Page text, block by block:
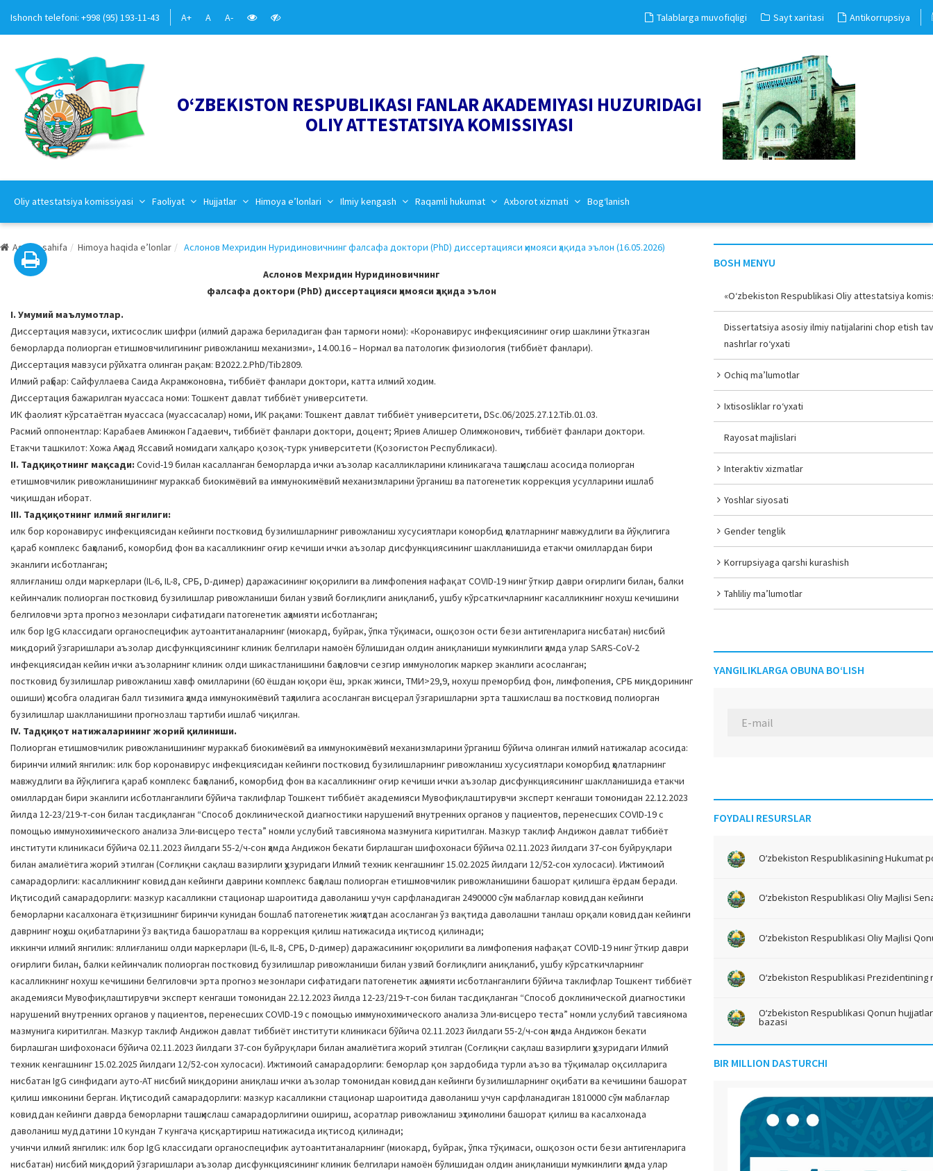
Ishonch telefoni: +998 (95) 193-11-43 A+ A A- Talablarga muvofiqligi Sayt xaritasi Antikorrupsiya
O‘ZBEKISTON RESPUBLIKASI FANLAR AKADEMIYASI HUZURIDAGI
OLIY ATTESTATSIYA KOMISSIYASI
Oliy attestatsiya komissiyasi Faoliyat Hujjatlar Himoya e’lonlari Ilmiy kengash Raqamli hukumat Axborot xizmati Bog‘lanish
Asosiy sahifa Himoya haqida e’lonlar Аслонов Мехридин Нуридиновичнинг фалсафа доктори (PhD) диссертацияси ҳимояси ҳақида эълон (16.05.2026)
Аслонов Мехридин Нуридиновичнинг
фалсафа доктори (PhD) диссертацияси ҳимояси ҳақида эълон
I. Умумий маълумотлар.
Диссертация мавзуси, ихтисослик шифри (илмий даража бериладиган фан тармоғи номи): «Коронавирус инфекциясининг оғир шаклини ўтказган
беморларда полиорган етишмовчилигининг ривожланиш механизми», 14.00.16 – Нормал ва патологик физиология (тиббиёт фанлари).
Диссертация мавзуси рўйхатга олинган рақам: В2022.2.PhD/Tib2809.
Илмий раҳбар: Сайфуллаева Саида Акрамжоновна, тиббиёт фанлари доктори, катта илмий ходим.
Диссертация бажарилган муассаса номи: Тошкент давлат тиббиёт университети.
ИК фаолият кўрсатаётган муассаса (муассасалар) номи, ИК рақами: Тошкент давлат тиббиёт университети, DSc.06/2025.27.12.Tib.01.03.
Расмий оппонентлар: Карабаев Аминжон Гадаевич, тиббиёт фанлари доктори, доцент; Яриев Алишер Олимжонович, тиббиёт фанлари доктори.
Етакчи ташкилот: Хожа Aҳмад Яссавий номидаги халқаро қозоқ-турк университети (Қозоғистон Республикаси).
II. Тадқиқотнинг мақсади: Covid-19 билан касалланган беморларда ички аъзолар касалликларини клиникагача ташҳислаш асосида полиорган
етишмовчилик ривожланишининг мураккаб биокимёвий ва иммунокимёвий механизмларини ўрганиш ва патогенетик коррекция усулларини ишлаб
чиқишдан иборат.
III. Тадқиқотнинг илмий янгилиги:
илк бор коронавирус инфекциясидан кейинги постковид бузилишларнинг ривожланиш хусусиятлари коморбид ҳолатларнинг мавжудлиги ва йўқлигига
қараб комплекс баҳоланиб, коморбид фон ва касалликнинг оғир кечиши ички аъзолар дисфункциясининг шаклланишида етакчи омиллардан бири
эканлиги исботланган;
яллиғланиш олди маркерлари (IL-6, IL-8, СРБ, D-димер) даражасининг юқорилиги ва лимфопения нафақат COVID-19 нинг ўткир даври оғирлиги билан, балки
кейинчалик полиорган постковид бузилишлар ривожланиши билан узвий боғлиқлиги аниқланиб, ушбу кўрсаткичларнинг касалликнинг нохуш кечишини
белгиловчи эрта прогноз мезонлари сифатидаги патогенетик аҳамияти исботланган;
илк бор IgG классидаги органоспецифик аутоантитаналарнинг (миокард, буйрак, ўпка тўқимаси, ошқозон ости бези антигенларига нисбатан) нисбий
миқдорий ўзгаришлари аъзолар дисфункциясининг клиник белгилари намоён бўлишидан олдин аниқланиши мумкинлиги ҳамда улар SARS-CoV-2
инфекциясидан кейин ички аъзоларнинг клиник олди шикастланишини баҳоловчи сезгир иммунологик маркер эканлиги асосланган;
постковид бузилишлар ривожланиш хавф омилларини (60 ёшдан юқори ёш, эркак жинси, ТМИ>29,9, нохуш преморбид фон, лимфопения, СРБ миқдорининг
ошиши) ҳисобга оладиган балл тизимига ҳамда иммунокимёвий таҳлилига асосланган висцерал ўзгаришларни эрта ташхислаш ва постковид полиорган
бузилишлар шаклланишини прогнозлаш тартиби ишлаб чиқилган.
IV. Тадқиқот натижаларининг жорий қилиниши.
Полиорган етишмовчилик ривожланишининг мураккаб биокимёвий ва иммунокимёвий механизмларини ўрганиш бўйича олинган илмий натижалар асосида:
биринчи илмий янгилик: илк бор коронавирус инфекциясидан кейинги постковид бузилишларнинг ривожланиш хусусиятлари коморбид ҳолатларнинг
мавжудлиги ва йўқлигига қараб комплекс баҳоланиб, коморбид фон ва касалликнинг оғир кечиши ички аъзолар дисфункциясининг шаклланишида етакчи
омиллардан бири эканлиги исботланганлиги бўйича таклифлар Тошкент тиббиёт академияси Мувофиқлаштирувчи эксперт кенгаши томонидан 22.12.2023
йилда 12-23/219-т-сон билан тасдиқланган “Способ доклинической диагностики нарушений внутренних органов у пациентов, перенесших COVID-19 с
помощью иммунохимического анализа Эли-висцеро теста” номли услубий тавсиянома мазмунига киритилган. Мазкур таклиф Андижон давлат тиббиёт
институти клиникаси бўйича 02.11.2023 йилдаги 55-2/ч-сон ҳамда Андижон бекати бирлашган шифохонаси бўйича 02.11.2023 йилдаги 37-сон буйруқлари
билан амалиётига жорий этилган (Соғлиқни сақлаш вазирлиги ҳузуридаги Илмий техник кенгашнинг 15.02.2025 йилдаги 12/52-сон хулосаси). Ижтимоий
самарадорлиги: касалликнинг ковиддан кейинги даврини комплекс баҳолаш полиорган етишмовчилик ривожланишини башорат қилишга ёрдам беради.
Иқтисодий самарадорлиги: мазкур касалликни стационар шароитида даволаниш учун сарфланадиган 2490000 сўм маблағлар ковиддан кейинги
беморларни касалхонага ётқизишнинг биринчи кунидан бошлаб патогенетик жиҳатдан асосланган ўз вақтида даволашни танлаш орқали ковиддан кейинги
даврнинг ноҳуш оқибатларини ўз вақтида башоратлаш ва коррекция қилиш натижасида иқтисод қилинади;
иккинчи илмий янгилик: яллиғланиш олди маркерлари (IL-6, IL-8, СРБ, D-димер) даражасининг юқорилиги ва лимфопения нафақат COVID-19 нинг ўткир даври
оғирлиги билан, балки кейинчалик полиорган постковид бузилишлар ривожланиши билан узвий боғлиқлиги аниқланиб, ушбу кўрсаткичларнинг
касалликнинг нохуш кечишини белгиловчи эрта прогноз мезонлари сифатидаги патогенетик аҳамияти исботланганлиги бўйича таклифлар Тошкент тиббиёт
академияси Мувофиқлаштирувчи эксперт кенгаши томонидан 22.12.2023 йилда 12-23/219-т-сон билан тасдиқланган “Способ доклинической диагностики
нарушений внутренних органов у пациентов, перенесших COVID-19 с помощью иммунохимического анализа Эли-висцеро теста” номли услубий тавсиянома
мазмунига киритилган. Мазкур таклиф Андижон давлат тиббиёт институти клиникаси бўйича 02.11.2023 йилдаги 55-2/ч-сон ҳамда Андижон бекати
бирлашган шифохонаси бўйича 02.11.2023 йилдаги 37-сон буйруқлари билан амалиётига жорий этилган (Соғлиқни сақлаш вазирлиги ҳузуридаги Илмий
техник кенгашнинг 15.02.2025 йилдаги 12/52-сон хулосаси). Ижтимоий самарадорлиги: беморлар қон зардобида турли аъзо ва тўқималар оқсилларига
нисбатан IgG синфидаги ауто-АТ нисбий миқдорини аниқлаш ички аъзолар томонидан ковиддан кейинги бузилишларнинг оқибати ва кечишини башорат
қилиш имконини берган. Иқтисодий самарадорлиги: мазкур касалликни стационар шароитида даволаниш учун сарфланадиган 1810000 сўм маблағлар
ковиддан кейинги даврда беморларни ташҳислаш самарадорлигини ошириш, асоратлар ривожланиш эҳтимолини башорат қилиш ва касалхонада
даволаниш муддатини 10 кундан 7 кунгача қисқартириш натижасида иқтисод қилинади;
учинчи илмий янгилик: илк бор IgG классидаги органоспецифик аутоантитаналарнинг (миокард, буйрак, ўпка тўқимаси, ошқозон ости бези антигенларига
нисбатан) нисбий миқдорий ўзгаришлари аъзолар дисфункциясининг клиник белгилари намоён бўлишидан олдин аниқланиши мумкинлиги ҳамда улар
BOSH MENYU
«O‘zbekiston Respublikasi Oliy attestatsiya
Dissertatsiya asosiy ilmiy natijalarini chop etish
nashrlar ro‘yxati
Ochiq ma’lumotlar
Ixtisosliklar ro‘yxati
Rayosat majlislari
Interaktiv xizmatlar
Yoshlar siyosati
Gender tenglik
Korrupsiyaga qarshi kurashish
Tahliliy ma’lumotlar
YANGILIKLARGA OBUNA BO‘LISH
FOYDALI RESURSLAR
O‘zbekiston Respublikasining Hukumat
O‘zbekiston Respublikasi Oliy Majlisi
O‘zbekiston Respublikasi Oliy Majlisi
O‘zbekiston Respublikasi Prezidentining
O‘zbekiston Respublikasi Qonun
bazasi
BIR MILLION DASTURCHI